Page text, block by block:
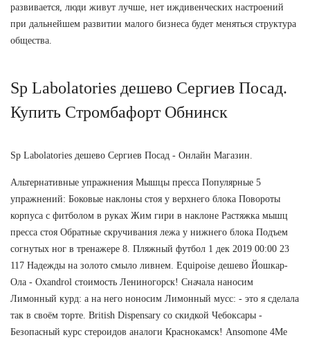
развивается, люди живут лучше, нет иждивенческих настроений
при дальнейшем развитии малого бизнеса будет меняться структура
общества.
Sp Labolatories дешево Сергиев Посад.
Купить Стромбафорт Обнинск
Sp Labolatories дешево Сергиев Посад - Онлайн Магазин.
Альтернативные упражнения Мышцы пресса Популярные 5
упражнений: Боковые наклоны стоя у верхнего блока Повороты
корпуса с фитболом в руках Жим гири в наклоне Растяжка мышц
пресса стоя Обратные скручивания лежа у нижнего блока Подъем
согнутых ног в тренажере 8. Пляжный футбол 1 дек 2019 00:00 23
117 Надежды на золото смыло ливнем. Equipoise дешево Йошкар-
Ола - Oxandrol стоимость Лениногорск! Сначала наносим
Лимонный курд: а на него ноносим Лимонный мусс: - это я сделала
так в своём торте. British Dispensary со скидкой Чебоксары -
Безопасный курс стероидов аналоги Краснокамск! Ansomone 4Me